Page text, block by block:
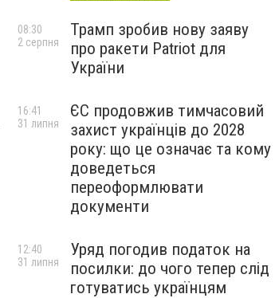
Трамп зробив нову заяву
про ракети Patriot для
України
08:30
2 серпня
ЄС продовжив тимчасовий
захист українців до 2028
року: що це означає та кому
доведеться
переоформлювати
документи
16:41
31 липня
Уряд погодив податок на
посилки: до чого тепер слід
готуватись українцям
12:40
31 липня